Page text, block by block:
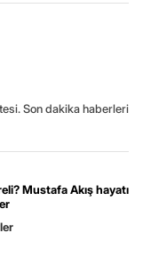
Son dakika haberleri
Mustafa Akış hayatı